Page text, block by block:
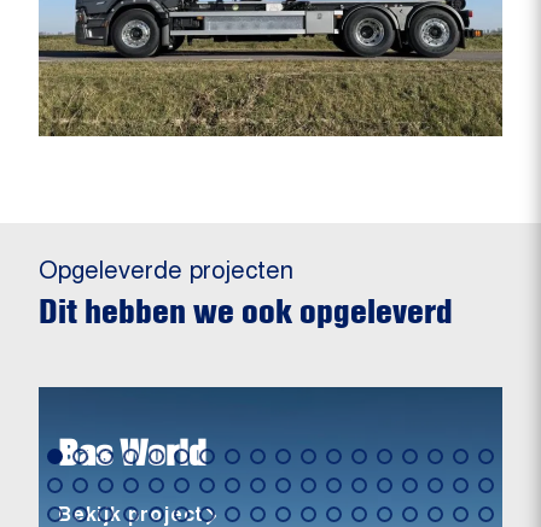
Opgeleverde projecten
Dit hebben we ook opgeleverd
Bas World
Bekijk project